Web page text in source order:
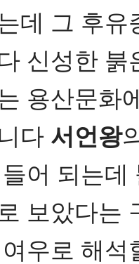
데 그 후유
신성한 붉
용산문화
다 서언왕
어 되는
보았다는
우로 해석